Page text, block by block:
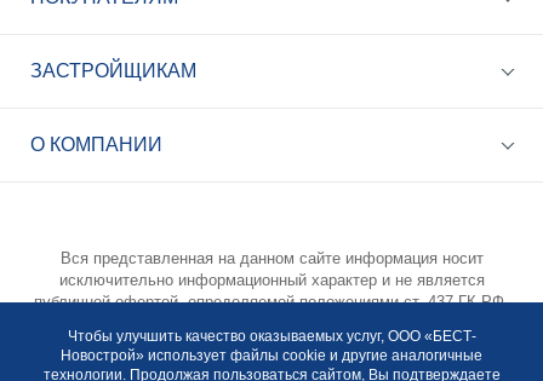
+7 (495) 785-56-17
ЗАСТРОЙЩИКАМ
О КОМПАНИИ
Вся представленная на данном сайте информация носит
исключительно информационный характер и не является
публичной офертой, определяемой положениями ст. 437 ГК РФ.
изменена в любое время без предварительного уведомления.
Для получения подробной информации просьба обращаться по
Чтобы улучшить качество оказываемых услуг, ООО «БЕСТ-
Новострой» использует файлы cookie и другие аналогичные
технологии. Продолжая пользоваться сайтом, Вы подтверждаете